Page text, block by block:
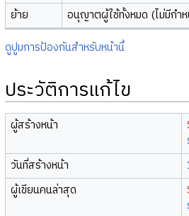
ย้าย
อนุญาตผู้ใช้ทั้งหมด (ไม่มีกำ
ดูปูมการป้องกันสำหรับหน้านี้
ประวัติการแก้ไข
ผู้สร้างหน้า
วันที่สร้างหน้า
ผู้เขียนคนล่าสุด